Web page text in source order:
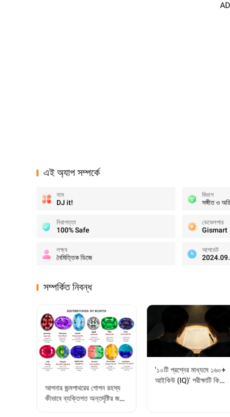
এই অ্যাপ সম্পর্কে
নাম
DJ it!
বিভাগ
সঙ্গীত ও
নিরাপত্তা
100% Safe
ডেভেলপার
Gismart
লক্ষ্য
নৈমিত্তিক ডিজে
আপডেট
সম্পর্কিত নিবন্ধ
আপনার জন্মপাথরের গোপন রহস্য
কীভাবে ব্যক্তিগত অন্তর্দৃষ্টির জন্য
'১০টি প্রশ্নের মাধ্যমে ১৬০+
আইকিউ (IQ)' পরীক্ষাটি কি